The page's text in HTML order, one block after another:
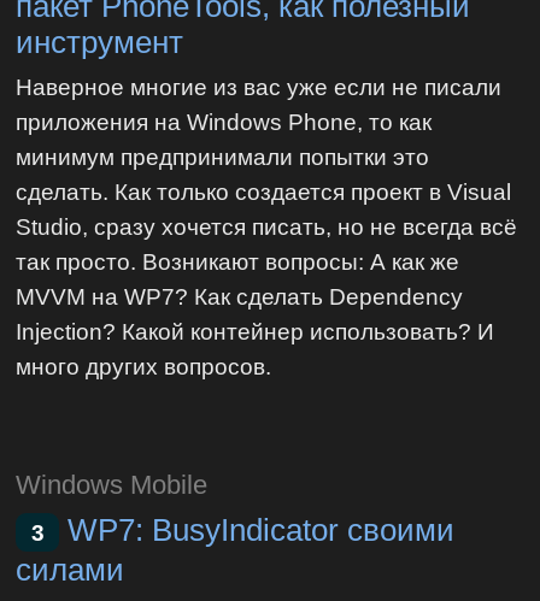
инструмент
Наверное многие из вас уже если не писали
приложения на Windows Phone, то как
минимум предпринимали попытки это
сделать. Как только создается проект в Visual
Studio, сразу хочется писать, но не всегда всё
так просто. Возникают вопросы: А как же
MVVM на WP7? Как сделать Dependency
Injection? Какой контейнер использовать? И
много других вопросов.
Windows Mobile
3
WP7: BusyIndicator своими
силами